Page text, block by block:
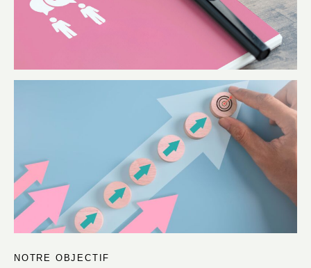
NOTRE OBJECTIF